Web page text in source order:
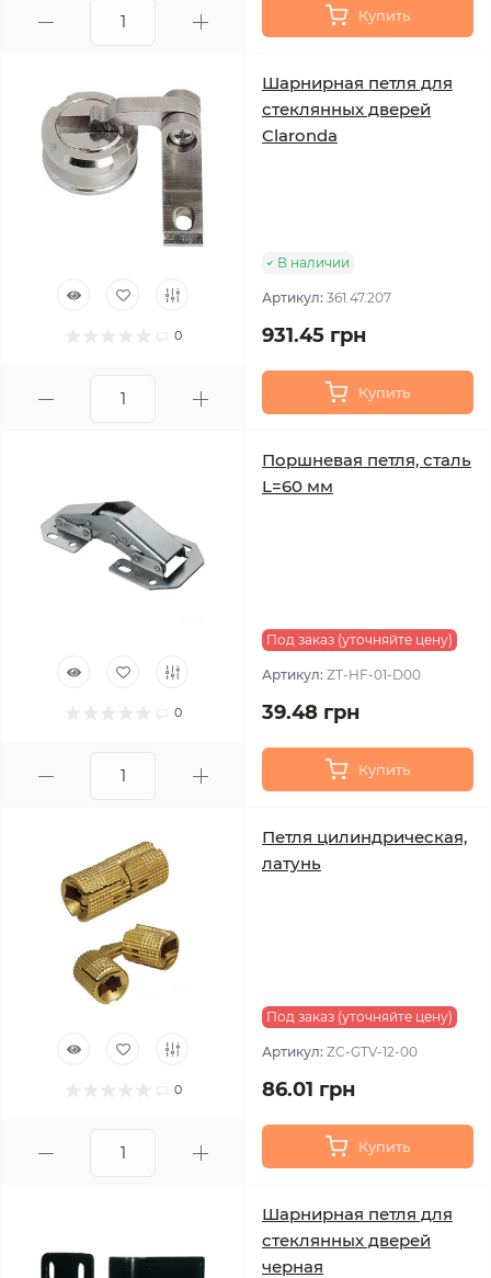
Купить
0
Шарнирная петля для
стеклянных дверей
Claronda
В наличии
Артикул: 361.47.207
931.45 грн
Купить
0
Поршневая петля, сталь
L=60 мм
Под заказ (уточняйте цену)
Артикул: ZT-HF-01-D00
39.48 грн
Купить
0
Петля цилиндрическая,
латунь
Под заказ (уточняйте цену)
Артикул: ZC-GTV-12-00
86.01 грн
Купить
Шарнирная петля для
стеклянных дверей
черная